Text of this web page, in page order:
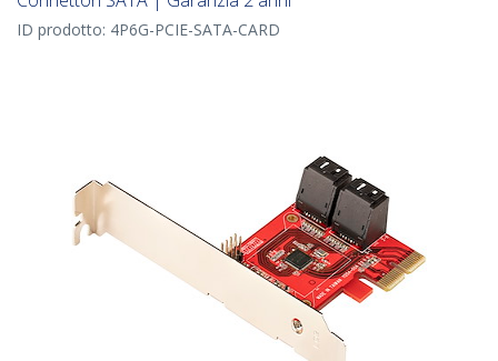
ID prodotto: 4P6G-PCIE-SATA-CARD